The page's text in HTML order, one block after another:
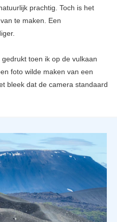
prachtig. Toch is het
te maken. Een
toen ik op de vulkaan
foto wilde maken van een
bleek dat de camera standaard